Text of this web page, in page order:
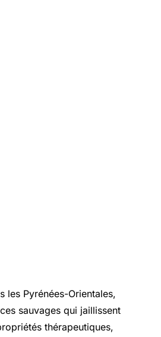
les Pyrénées-Orientales,
sauvages qui jaillissent
thérapeutiques,